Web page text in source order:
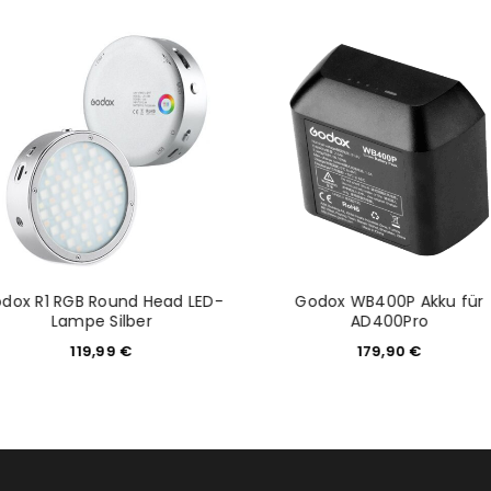
WP Captcha
Angemeldet bleiben
Please select all the ways
Ich stimme zu
Ja, ich möchte ein
Datenschutzerklärung
REGISTRIEREN
R1 RGB Round Head LED-
Lampe Silber
119,99 €
Godox WB400P Akku für
AD400Pro
179,90€